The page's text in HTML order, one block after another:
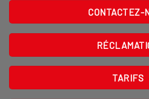
CONTACTEZ-
TARIFS